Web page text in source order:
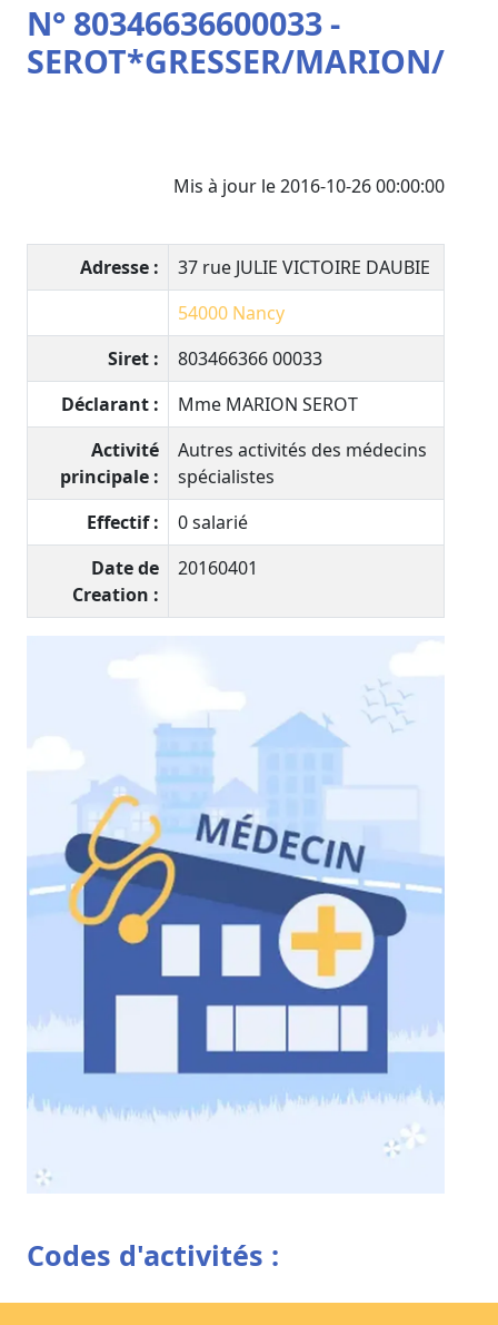
N° 80346636600033 -
SEROT*GRESSER/MARION/
Mis à jour le 2016-10-26 00:00:00
Adresse :
37 rue JULIE VICTOIRE DAUBIE
54000 Nancy
Siret :
803466366 00033
Déclarant :
Mme MARION SEROT
Activité
principale :
Autres activités des médecins
spécialistes
Effectif :
0 salarié
Date de
Creation :
20160401
Codes d'activités :